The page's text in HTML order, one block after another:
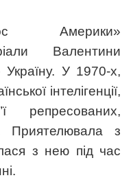
Америки»
Валентини
У 1970-х,
інтелігенції,
репресованих,
Приятелювала з
з нею під час